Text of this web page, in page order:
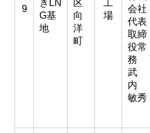
9
きLN
G基
地
区
向
洋
町
工
場
会社
代表
取締
役常
務
武
内
敏秀